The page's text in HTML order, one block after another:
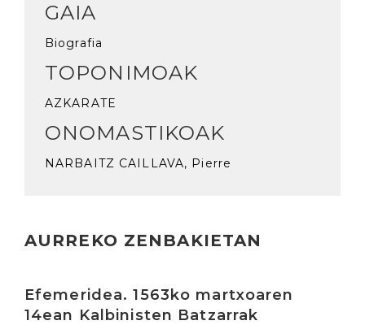
GAIA
Biografia
TOPONIMOAK
AZKARATE
ONOMASTIKOAK
NARBAITZ CAILLAVA, Pierre
AURREKO ZENBAKIETAN
Efemeridea. 1563ko martxoaren
14ean Kalbinisten Batzarrak